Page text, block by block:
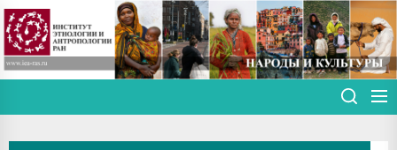
Skip
to
the
content